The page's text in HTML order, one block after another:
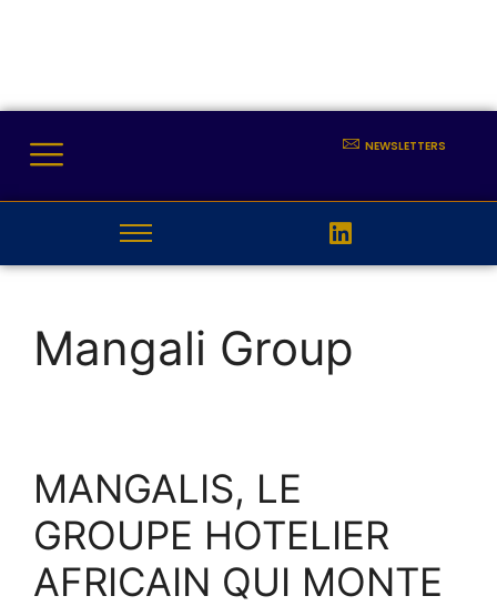
NEWSLETTERS
Mangali Group
MANGALIS, LE
GROUPE HOTELIER
AFRICAIN QUI MONTE